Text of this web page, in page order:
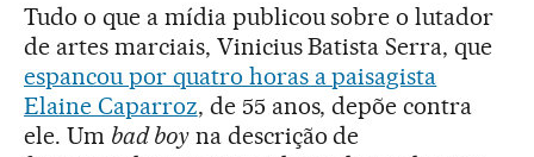
Tudo o que a mídia publicou sobre o lutador
de artes marciais, Vinicius Batista Serra, que
espancou por quatro horas a paisagista
Elaine Caparroz, de 55 anos, depõe contra
ele. Um bad boyna descrição de